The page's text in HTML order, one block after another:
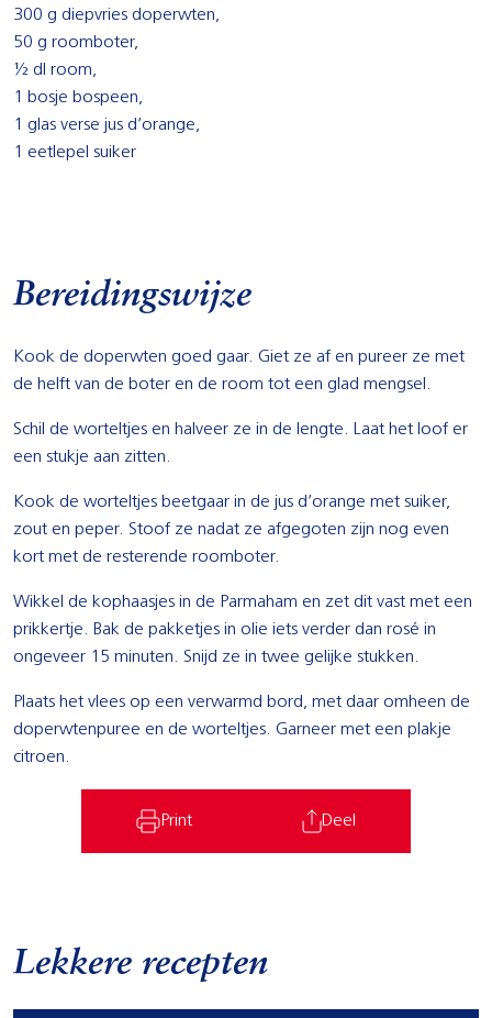
300 g diepvries doperwten,
50 g roomboter,
½ dl room,
1 bosje bospeen,
1 glas verse jus d’orange,
1 eetlepel suiker
Bereidingswijze
Kook de doperwten goed gaar. Giet ze af en pureer ze met
de helft van de boter en de room tot een glad mengsel.
Schil de worteltjes en halveer ze in de lengte. Laat het loof er
een stukje aan zitten.
Kook de worteltjes beetgaar in de jus d’orange met suiker,
zout en peper. Stoof ze nadat ze afgegoten zijn nog even
kort met de resterende roomboter.
Wikkel de kophaasjes in de Parmaham en zet dit vast met een
prikkertje. Bak de pakketjes in olie iets verder dan rosé in
ongeveer 15 minuten. Snijd ze in twee gelijke stukken.
Plaats het vlees op een verwarmd bord, met daar omheen de
doperwtenpuree en de worteltjes. Garneer met een plakje
citroen.
Print Deel
Lekkere recepten